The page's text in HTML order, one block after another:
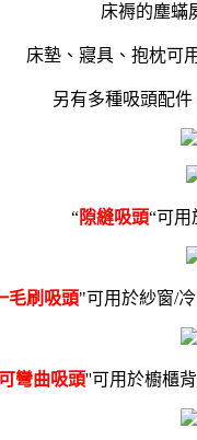
床褥的塵蟎
床墊、寢具、抱枕可
另有多種吸頭配
“隙縫吸頭“可用
毛刷吸頭"可用於紗窗/
彎曲吸頭''可用於櫥櫃